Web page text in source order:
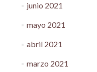
junio 2021
mayo 2021
abril 2021
marzo 2021